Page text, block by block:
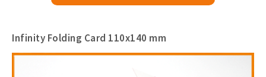
Infinity Folding Card 110x140 mm